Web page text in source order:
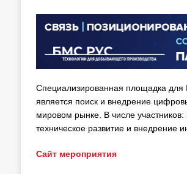
Специализированная площадка для
является поиск и внедрение
мировом рынке. В числе
техническое развитие и внедрение
Сайт мероприятия